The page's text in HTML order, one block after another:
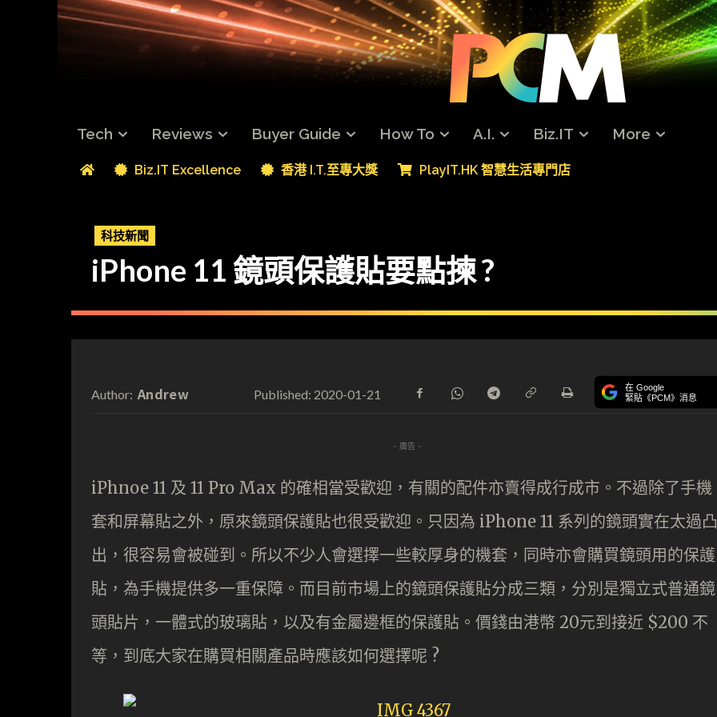
Tech Reviews Buyer Guide How To A.I. Biz.IT More
Biz.IT Excellence 香港 I.T.至專大獎 PlayIT.HK 智慧生活專門店
科技新聞
iPhone 11 鏡頭保護貼要點揀 ?
Author: Andrew Published: 2020-01-21 在 Google
緊貼《PCM》消息
- 廣告 -
iPhnoe 11 及 11 Pro Max 的確相當受歡迎，有關的配件亦賣得成行成市。不過除了手機
套和屏幕貼之外，原來鏡頭保護貼也很受歡迎。只因為 iPhone 11 系列的鏡頭實在太過凸
出，很容易會被碰到。所以不少人會選擇一些較厚身的機套，同時亦會購買鏡頭用的保護
貼，為手機提供多一重保障。而目前市場上的鏡頭保護貼分成三類，分別是獨立式普通鏡
頭貼片，一體式的玻璃貼，以及有金屬邊框的保護貼。價錢由港幣 20元到接近 $200 不
等，到底大家在購買相關產品時應該如何選擇呢 ?